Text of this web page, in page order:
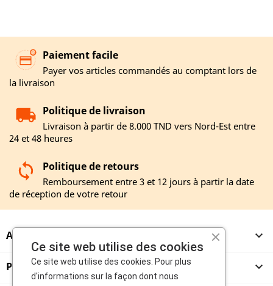
Paiement facile
Payer vos articles commandés au comptant lors de
la livraison
Politique de livraison
Livraison à partir de 8.000 TND vers Nord-Est entre
24 et 48 heures
Politique de retours
Remboursement entre 3 et 12 jours à partir la date
de réception de votre retour
A PROPOS 
PRODUITS 
Ce site web utilise des cookies
Ce site web utilise des cookies. Pour plus
d'informations sur la façon dont nous